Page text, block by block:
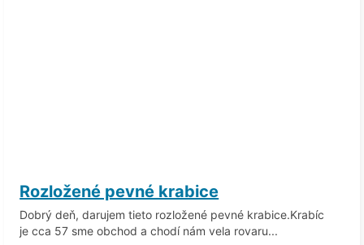
Rozložené pevné krabice
Dobrý deň, darujem tieto rozložené pevné krabice.Krabíc
je cca 57 sme obchod a chodí nám vela rovaru...